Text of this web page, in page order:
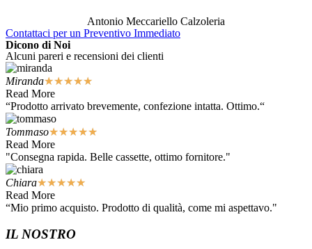
Antonio Meccariello Calzoleria
Contattaci per un Preventivo Immediato
Dicono di Noi
Alcuni pareri e recensioni dei clienti
Miranda★★★★★
Read More
“Prodotto arrivato brevemente, confezione intatta. Ottimo.“
Tommaso★★★★★
Read More
"Consegna rapida. Belle cassette, ottimo fornitore."
Chiara★★★★★
Read More
“Mio primo acquisto. Prodotto di qualità, come mi aspettavo."
IL NOSTRO